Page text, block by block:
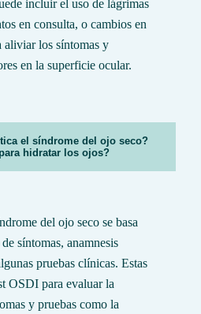
incluir el uso de lágrimas
en consulta, o cambios en
aliviar los síntomas y
en la superficie ocular.
el síndrome del ojo seco?
hidratar los ojos?
del ojo seco se basa
síntomas, anamnesis
pruebas clínicas. Estas
OSDI para evaluar la
y pruebas como la